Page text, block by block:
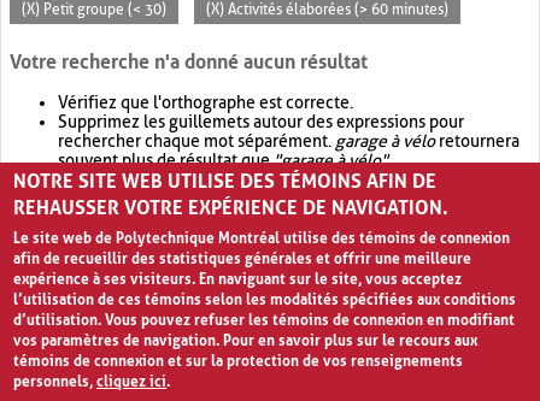
(X) Petit groupe (< 30) (X) Activités élaborées (> 60 minutes)
Votre recherche n'a donné aucun résultat
Vérifiez que l'orthographe est correcte.
Supprimez les guillemets autour des expressions pour
rechercher chaque mot séparément. garage à véloretournera
souvent plus de résultat que"garage à vélo".
Envisagez d'élargir votre recherche avec OR.garage OR vélo
retournera souvent plus de résultat quegarage à vélo
NOTRE SITE WEB UTILISE DES TÉMOINS AFIN DE
REHAUSSER VOTRE EXPÉRIENCE DE NAVIGATION.
Le site web de Polytechnique Montréal utilise des témoins de connexion
afin de recueillir des statistiques générales et offrir une meilleure
expérience à ses visiteurs. En naviguant sur le site, vous acceptez
l’utilisation de ces témoins selon les modalités spécifiées aux conditions
d’utilisation. Vous pouvez refuser les témoins de connexion en modifiant
vos paramètres de navigation. Pour en savoir plus sur le recours aux
témoins de connexion et sur la protection de vos renseignements
personnels,cliquez ici.